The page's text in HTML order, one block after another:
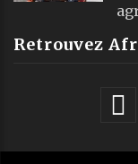
Retrouvez